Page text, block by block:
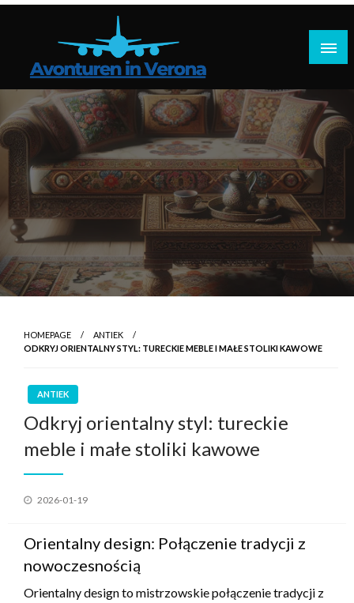
Doorgaan
Avonturen in Verona
Reisplannen, praktische tips, reisverhalen
HOMEPAGE
ANTIEK
ODKRYJ ORIENTALNY STYL: TURECKIE MEBLE I MAŁE STOLIKI KAWOWE
ANTIEK
Odkryj orientalny styl: tureckie
meble i małe stoliki kawowe
Geplaatst
2026-01-19
Orientalny design: Połączenie tradycji z
nowoczesnością
Orientalny design to mistrzowskie połączenie tradycji z